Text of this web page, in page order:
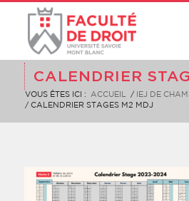
CALENDRIER
VOUS ÊTES ICI : ACCUEIL / IEJ DE
/ CALENDRIER STAGES M2 MDJ